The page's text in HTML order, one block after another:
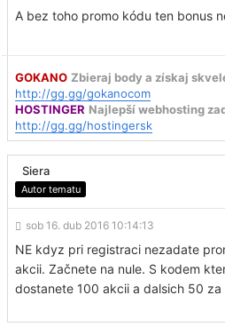
A bez toho promo kódu ten bonus
GOKANO Zbieraj body a získaj
http://gg.gg/gokanocom
HOSTINGER Najlepší webhosting
http://gg.gg/hostingersk
Siera
Autor tematu
sob 16. dub 2016 10:14:13
NE kdyz pri registraci nezadate
akcii. Začnete na nule. S kodem
dostanete 100 akcii a dalsich 50 za